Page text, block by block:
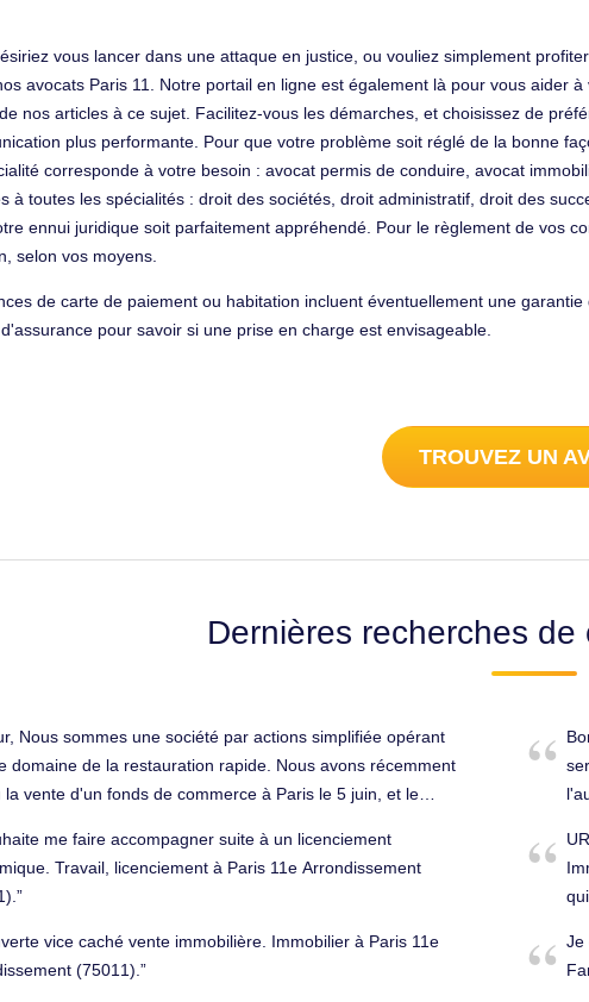
vous lancer dans une attaque en justice, ou vouliez simplement
avocats Paris 11. Notre portail en ligne est également là pour vous aider
nos articles à ce sujet. Facilitez-vous les démarches, et choisissez de
plus performante. Pour que votre problème soit réglé de la bonne
corresponde à votre besoin : avocat permis de conduire, avocat
à toutes les spécialités : droit des sociétés, droit administratif, droit des
ennui juridique soit parfaitement appréhendé. Pour le règlement de vos
selon vos moyens.
de carte de paiement ou habitation incluent éventuellement une
pour savoir si une prise en charge est envisageable.
TROUVEZ UN
Dernières recherches
Nous sommes une société par actions simplifiée opérant
domaine de la restauration rapide. Nous avons récemment
la vente d'un fonds de commerce à Paris le 5 juin, et le
mois. Nous aimerions vous contacter pour bénéficier de
concernant cette question. Proposez-vous ce service ?
de votre réponse, je vous souhaite une excellente
Cordialement, Immobilier à Paris 11e Arrondissement
me faire accompagner suite à un licenciement
Travail, licenciement à Paris 11e Arrondissement
vice caché vente immobilière. Immobilier à Paris 11e
(75011).
Je